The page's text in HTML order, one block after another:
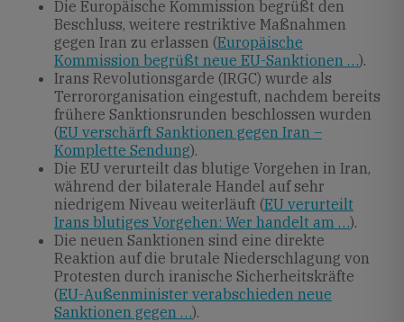
Die Europäische Kommission begrüßt den
Beschluss, weitere restriktive Maßnahmen
gegen Iran zu erlassen (Europäische
Kommission begrüßt neue EU-Sanktionen …).
Irans Revolutionsgarde (IRGC) wurde als
Terrororganisation eingestuft, nachdem bereits
frühere Sanktionsrunden beschlossen wurden
(EU verschärft Sanktionen gegen Iran –
Komplette Sendung).
Die EU verurteilt das blutige Vorgehen in Iran,
während der bilaterale Handel auf sehr
niedrigem Niveau weiterläuft (EU verurteilt
Irans blutiges Vorgehen: Wer handelt am …).
Die neuen Sanktionen sind eine direkte
Reaktion auf die brutale Niederschlagung von
Protesten durch iranische Sicherheitskräfte
(EU-Außenminister verabschieden neue
Sanktionen gegen …).